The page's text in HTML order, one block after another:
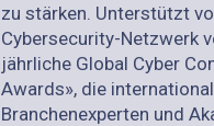
zu stärken. Unterstützt
Cybersecurity-Netzwerk
jährliche Global Cyber
Awards», die
Branchenexperten und